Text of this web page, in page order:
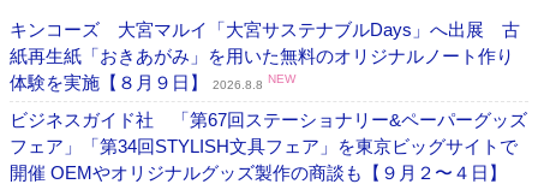
キンコーズ 大宮マルイ「大宮サステナブルDays」へ出展 古
紙再生紙「おきあがみ」を用いた無料のオリジナルノート作り
体験を実施【８月９日】
2026.8.8 NEW
ビジネスガイド社 「第67回ステーショナリー&ペーパーグッズ
フェア」「第34回STYLISH文具フェア」を東京ビッグサイトで
開催 OEMやオリジナルグッズ製作の商談も【９月２〜４日】